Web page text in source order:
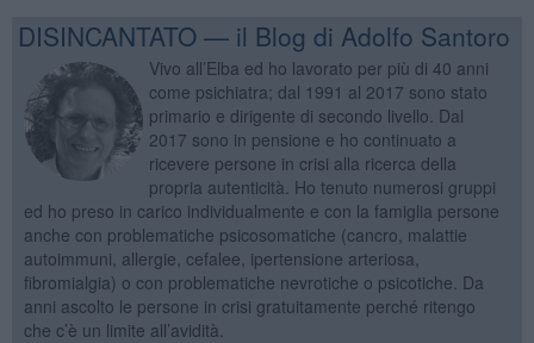
DISINCANTATO — il Blog di Adolfo Santoro
Vivo all’Elba ed ho lavorato per più di 40 anni
come psichiatra; dal 1991 al 2017 sono stato
primario e dirigente di secondo livello. Dal
2017 sono in pensione e ho continuato a
ricevere persone in crisi alla ricerca della
propria autenticità. Ho tenuto numerosi gruppi
ed ho preso in carico individualmente e con la famiglia persone
anche con problematiche psicosomatiche (cancro, malattie
autoimmuni, allergie, cefalee, ipertensione arteriosa,
fibromialgia) o con problematiche nevrotiche o psicotiche. Da
anni ascolto le persone in crisi gratuitamente perché ritengo
che c’è un limite all’avidità.